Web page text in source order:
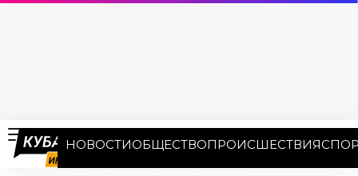
НОВОСТИОБЩЕСТВОПРОИСШЕСТВИЯ